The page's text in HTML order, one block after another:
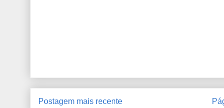
Postagem mais recente